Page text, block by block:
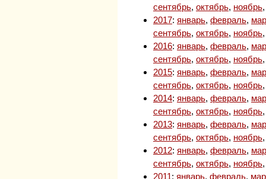
сентябрь, октябрь, ноябрь
2017: январь, февраль,
сентябрь, октябрь, ноябрь
2016: январь, февраль,
сентябрь, октябрь, ноябрь
2015: январь, февраль,
сентябрь, октябрь, ноябрь
2014: январь, февраль,
сентябрь, октябрь, ноябрь
2013: январь, февраль,
сентябрь, октябрь, ноябрь
2012: январь, февраль,
сентябрь, октябрь, ноябрь
2011: январь, февраль,